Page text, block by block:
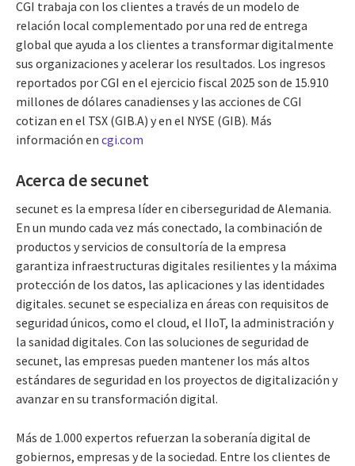
CGI trabaja con los clientes a través de un modelo de
relación local complementado por una red de entrega
global que ayuda a los clientes a transformar digitalmente
sus organizaciones y acelerar los resultados. Los ingresos
reportados por CGI en el ejercicio fiscal 2025 son de 15.910
millones de dólares canadienses y las acciones de CGI
cotizan en el TSX (GIB.A) y en el NYSE (GIB). Más
información en cgi.com
Acerca de secunet
secunet es la empresa líder en ciberseguridad de Alemania.
En un mundo cada vez más conectado, la combinación de
productos y servicios de consultoría de la empresa
garantiza infraestructuras digitales resilientes y la máxima
protección de los datos, las aplicaciones y las identidades
digitales. secunet se especializa en áreas con requisitos de
seguridad únicos, como el cloud, el IIoT, la administración y
la sanidad digitales. Con las soluciones de seguridad de
secunet, las empresas pueden mantener los más altos
estándares de seguridad en los proyectos de digitalización y
avanzar en su transformación digital.
Más de 1.000 expertos refuerzan la soberanía digital de
gobiernos, empresas y de la sociedad. Entre los clientes de